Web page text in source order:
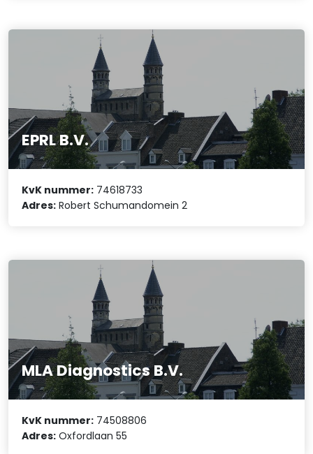
EPRL B.V.
KvK nummer: 74618733
Adres: Robert Schumandomein 2
MLA Diagnostics B.V.
KvK nummer: 74508806
Adres: Oxfordlaan 55